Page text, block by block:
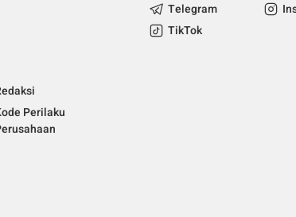
Perilaku
Telegram
TikTok